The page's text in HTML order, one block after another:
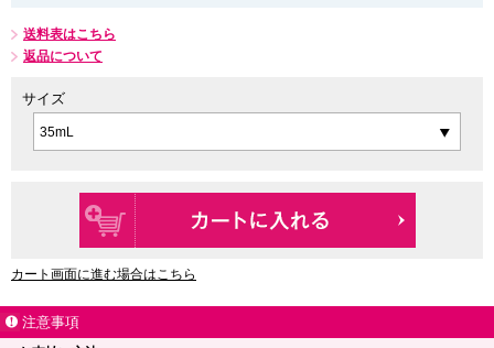
送料表はこちら
返品について
サイズ
カート画面に進む場合はこちら
注意事項